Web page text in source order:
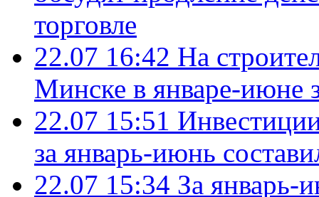
торговле
22.07 16:42 На
Минске в январе-июне
22.07 15:51
за январь-июнь
22.07 15:34 За январь-